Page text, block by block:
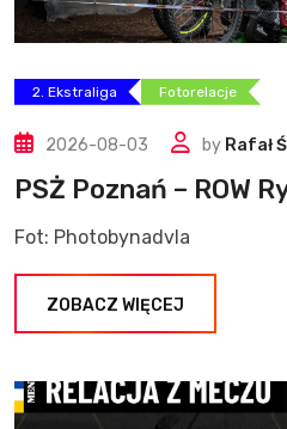
2. Ekstraliga Fotorelacje
2026-08-03 by Rafał
PSŻ Poznań – ROW
Fot: Photobynadvla
ZOBACZ WIĘCEJ